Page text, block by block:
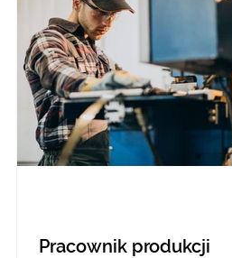
Pracownik produkcji